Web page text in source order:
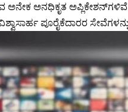
ಅನೇಕ ಅನಧಿಕೃತ
ಪೂರೈಕೆದಾರರ